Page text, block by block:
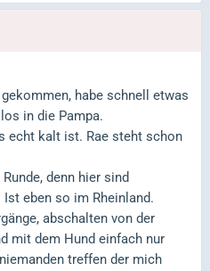
habe schnell etwas
in die Pampa.
echt kalt ist. Rae steht schon
denn hier sind
eben so im Rheinland.
abschalten von der
mit dem Hund einfach nur
treffen der mich